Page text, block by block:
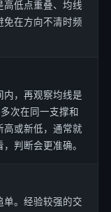
高低点重叠、均线
免在方向不清时频
内，再观察均线是
次在同一支撑和
高或新低，通常就
判断会更准确。
单。经验较强的交